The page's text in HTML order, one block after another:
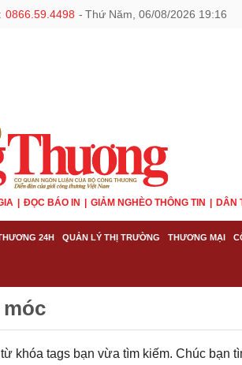
0866.59.4498 - Thứ Năm, 06/08/2026 19:16
ĐỌC BÁO IN GIẢM NGHÈO THÔNG TIN DÂN
24H QUẢN LÝ THỊ TRƯỜNG THƯƠNG MẠI
móc
khóa tags bạn vừa tìm kiếm. Chúc bạn